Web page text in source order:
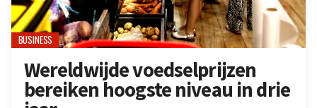
BUSINESS
Wereldwijde voedselprijzen
bereiken hoogste niveau in drie